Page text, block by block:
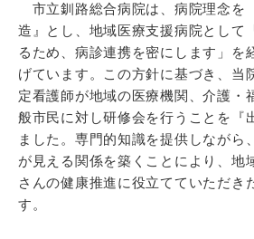
市立釧路総合病院は、病院理念を
造』とし、地域医療支援病院として
るため、病診連携を密にします」を
げています。この方針に基づき、当
定看護師が地域の医療機関、介護・
般市民に対し研修会を行うことを『
ました。専門的知識を提供しながら
が見える関係を築くことにより、地
さんの健康推進に役立てていただき
す。